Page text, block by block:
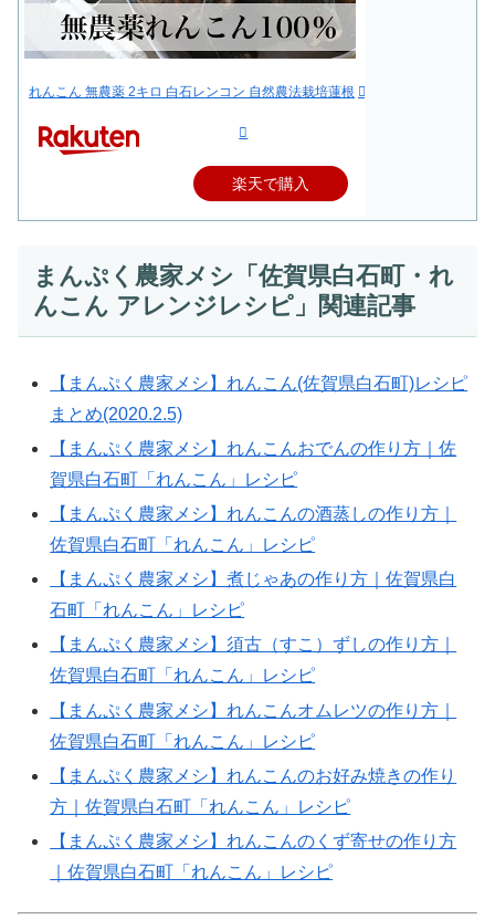
れんこん 無農薬 2キロ 白石レンコン 自然農法栽培蓮根
楽天で購入
まんぷく農家メシ「佐賀県白石町・れ
んこん アレンジレシピ」関連記事
【まんぷく農家メシ】れんこん(佐賀県白石町)レシピ
まとめ(2020.2.5)
【まんぷく農家メシ】れんこんおでんの作り方｜佐
賀県白石町「れんこん」レシピ
【まんぷく農家メシ】れんこんの酒蒸しの作り方｜
佐賀県白石町「れんこん」レシピ
【まんぷく農家メシ】煮じゃあの作り方｜佐賀県白
石町「れんこん」レシピ
【まんぷく農家メシ】須古（すこ）ずしの作り方｜
佐賀県白石町「れんこん」レシピ
【まんぷく農家メシ】れんこんオムレツの作り方｜
佐賀県白石町「れんこん」レシピ
【まんぷく農家メシ】れんこんのお好み焼きの作り
方｜佐賀県白石町「れんこん」レシピ
【まんぷく農家メシ】れんこんのくず寄せの作り方
｜佐賀県白石町「れんこん」レシピ